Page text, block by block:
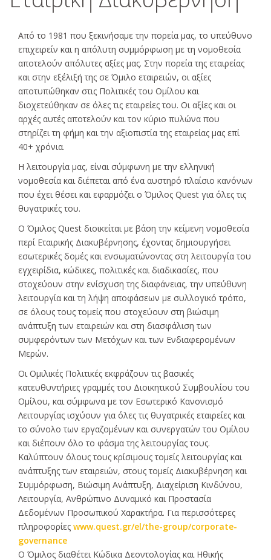
Από το 1981 που ξεκινήσαμε την πορεία μας, το υπεύθυνο
επιχειρείν και η απόλυτη συμμόρφωση με τη νομοθεσία
αποτελούν απόλυτες αξίες μας. Στην πορεία της εταιρείας
και στην εξέλιξή της σε Όμιλο εταιρειών, οι αξίες
αποτυπώθηκαν στις Πολιτικές του Ομίλου και
διοχετεύθηκαν σε όλες τις εταιρείες του. Οι αξίες και οι
αρχές αυτές αποτελούν και τον κύριο πυλώνα που
στηρίζει τη φήμη και την αξιοπιστία της εταιρείας μας επί
40+ χρόνια.
Η λειτουργία μας, είναι σύμφωνη με την ελληνική
νομοθεσία και διέπεται από ένα αυστηρό πλαίσιο κανόνων
που έχει θέσει και εφαρμόζει ο Όμιλος Quest για όλες τις
θυγατρικές του.
Ο Όμιλος Quest διοικείται με βάση την κείμενη νομοθεσία
περί Εταιρικής Διακυβέρνησης, έχοντας δημιουργήσει
εσωτερικές δομές και ενσωματώνοντας στη λειτουργία του
εγχειρίδια, κώδικες, πολιτικές και διαδικασίες, που
στοχεύουν στην ενίσχυση της διαφάνειας, την υπεύθυνη
λειτουργία και τη λήψη αποφάσεων με συλλογικό τρόπο,
σε όλους τους τομείς που στοχεύουν στη βιώσιμη
ανάπτυξη των εταιρειών και στη διασφάλιση των
συμφερόντων των Μετόχων και των Ενδιαφερομένων
Μερών.
Οι Ομιλικές Πολιτικές εκφράζουν τις βασικές
κατευθυντήριες γραμμές του Διοικητικού Συμβουλίου του
Ομίλου, και σύμφωνα με τον Εσωτερικό Κανονισμό
Λειτουργίας ισχύουν για όλες τις θυγατρικές εταιρείες και
το σύνολο των εργαζομένων και συνεργατών του Ομίλου
και διέπουν όλο το φάσμα της λειτουργίας τους.
Καλύπτουν όλους τους κρίσιμους τομείς λειτουργίας και
ανάπτυξης των εταιρειών, στους τομείς Διακυβέρνηση και
Συμμόρφωση, Βιώσιμη Ανάπτυξη, Διαχείριση Κινδύνου,
Λειτουργία, Ανθρώπινο Δυναμικό και Προστασία
Δεδομένων Προσωπικού Χαρακτήρα. Για περισσότερες
πληροφορίες www.quest.gr/el/the-group/corporate-
governance
Ο Όμιλος διαθέτει Κώδικα Δεοντολογίας και Ηθικής